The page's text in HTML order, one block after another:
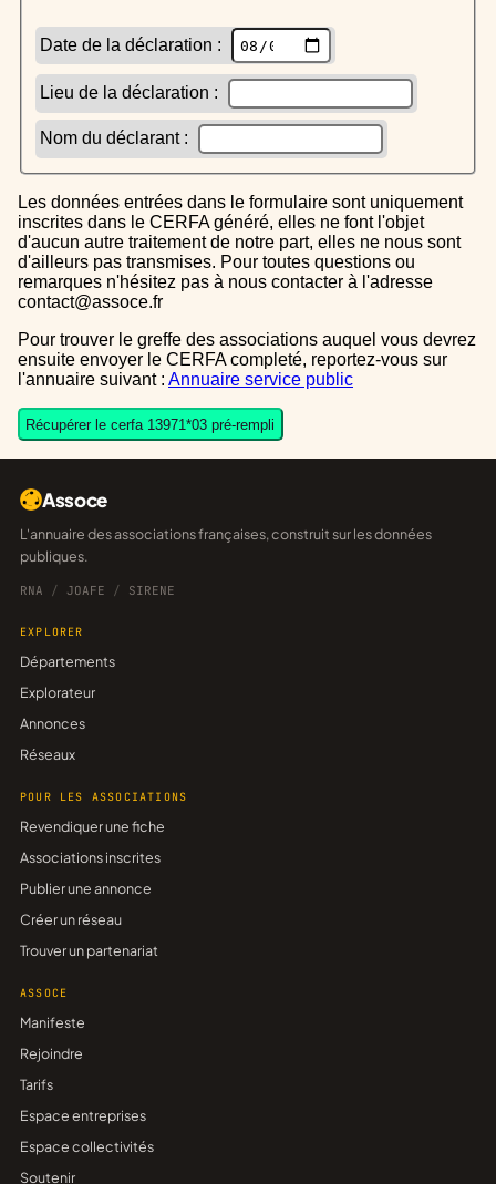
Date de la déclaration :
Lieu de la déclaration :
Nom du déclarant :
Les données entrées dans le formulaire sont uniquement
inscrites dans le CERFA généré, elles ne font l'objet
d'aucun autre traitement de notre part, elles ne nous sont
d'ailleurs pas transmises. Pour toutes questions ou
remarques n'hésitez pas à nous contacter à l'adresse
contact@assoce.fr
Pour trouver le greffe des associations auquel vous devrez
ensuite envoyer le CERFA completé, reportez-vous sur
l'annuaire suivant : Annuaire service public
Récupérer le cerfa 13971*03 pré-rempli
Assoce
L'annuaire des associations françaises, construit sur les données
publiques.
RNA / JOAFE / SIRENE
EXPLORER
Départements
Explorateur
Annonces
Réseaux
POUR LES ASSOCIATIONS
Revendiquer une fiche
Associations inscrites
Publier une annonce
Créer un réseau
Trouver un partenariat
ASSOCE
Manifeste
Rejoindre
Tarifs
Espace entreprises
Espace collectivités
Soutenir